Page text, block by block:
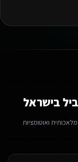
בישראל
ואוטומציות